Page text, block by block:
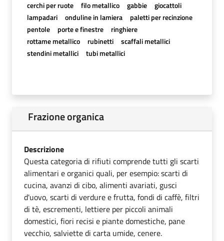
cerchi per ruote
filo metallico gabbie
giocattoli
lampadari
onduline in lamiera
paletti per recinzione
pentole
porte e finestre
ringhiere
rottame metallico
rubinetti
scaffali metallici
stendini metallici
tubi metallici
Frazione organica
Descrizione
Questa categoria di rifiuti comprende tutti gli scarti
alimentari e organici quali, per esempio: scarti di
cucina, avanzi di cibo, alimenti avariati, gusci
d'uovo, scarti di verdure e frutta, fondi di caffè, filtri
di tè, escrementi, lettiere per piccoli animali
domestici, fiori recisi e piante domestiche, pane
vecchio, salviette di carta umide, cenere.